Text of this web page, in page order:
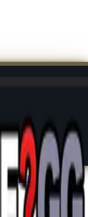
特定商取引法に基づく